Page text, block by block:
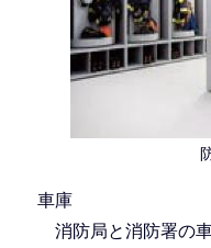
車庫
消防局と消防署の車